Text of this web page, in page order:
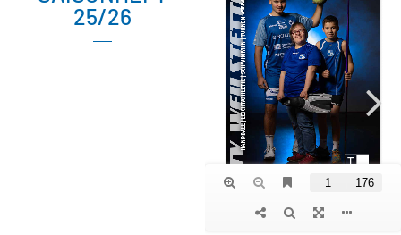
25/26